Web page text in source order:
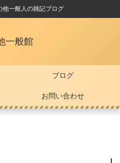
他一般人の雑記ブログ
一般館
ブログ
お問い合わせ